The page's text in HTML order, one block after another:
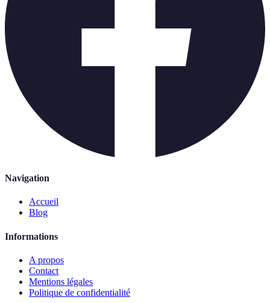
Navigation
Accueil
Blog
Informations
A propos
Contact
Mentions légales
Politique de confidentialité